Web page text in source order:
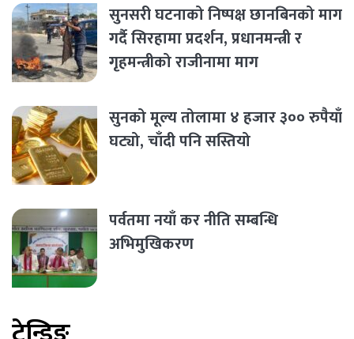
सुनसरी घटनाको निष्पक्ष छानबिनको माग
गर्दै सिरहामा प्रदर्शन, प्रधानमन्त्री र
गृहमन्त्रीको राजीनामा माग
सुनको मूल्य तोलामा ४ हजार ३०० रुपैयाँ
घट्यो, चाँदी पनि सस्तियो
पर्वतमा नयाँ कर नीति सम्बन्धि
अभिमुखिकरण